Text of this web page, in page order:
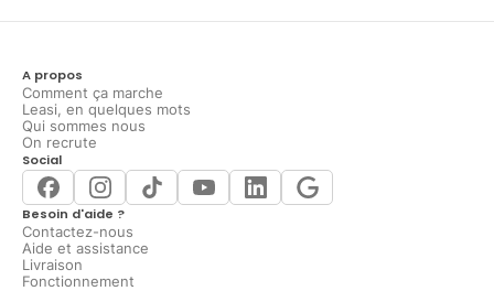
A propos
Comment ça marche
Leasi, en quelques mots
Qui sommes nous
On recrute
Social
Besoin d'aide ?
Contactez-nous
Aide et assistance
Livraison
Fonctionnement